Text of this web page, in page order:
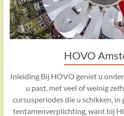
HOVO
Inleiding Bij HOVO geniet u
u past, met veel of weinig
cursusperiodes die u schikken, in
tentamenverplichting, want bij